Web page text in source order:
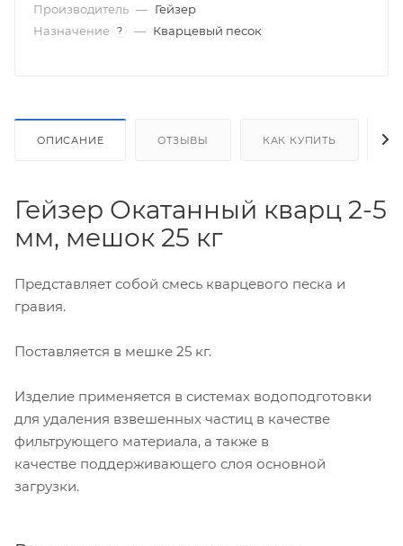
Производитель — Гейзер
Назначение ? — Кварцевый песок
ОПИСАНИЕ ОТЗЫВЫ КАК КУПИТЬ
Гейзер Окатанный кварц 2-5
мм, мешок 25 кг
Представляет собой смесь кварцевого песка и
гравия.
Поставляется в мешке 25 кг.
Изделие применяется в системах водоподготовки
для удаления взвешенных частиц в качестве
фильтрующего материала, а также в
качестве поддерживающего слоя основной
загрузки.